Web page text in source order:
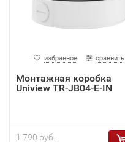
избранное сравнить
Монтажная коробка
Uniview TR-JB04-E-IN
1 790 руб.